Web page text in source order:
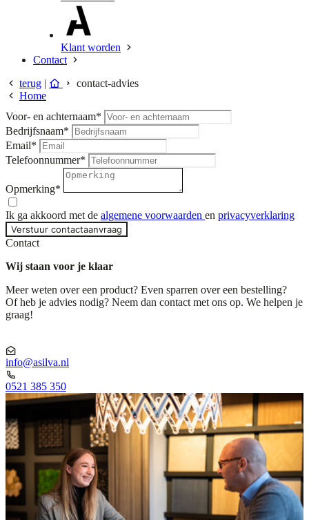
Klant worden
Contact
terug |
contact-advies
Home
Voor- en achternaam*
Bedrijfsnaam*
Email*
Telefoonnummer*
Opmerking*
Ik ga akkoord met de algemene voorwaarden en privacyverklaring
Verstuur contactaanvraag
Contact
Wij staan voor je klaar
Meer weten over een product? Even sparren over een bestelling?
Of heb je advies nodig? Neem dan contact met ons op. We helpen je
graag!
info@asilva.nl
0521 385 350